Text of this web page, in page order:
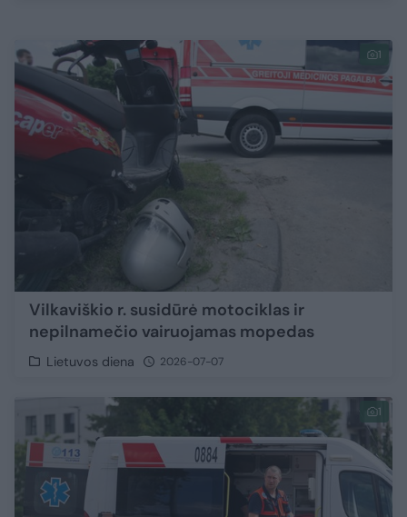
1
Vilkaviškio r. susidūrė motociklas ir
nepilnamečio vairuojamas mopedas
Lietuvos diena 2026-07-07
1